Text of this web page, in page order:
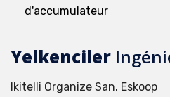
d'accumulateur
Yelkenciler
Ikitelli Organize San. Eskoop